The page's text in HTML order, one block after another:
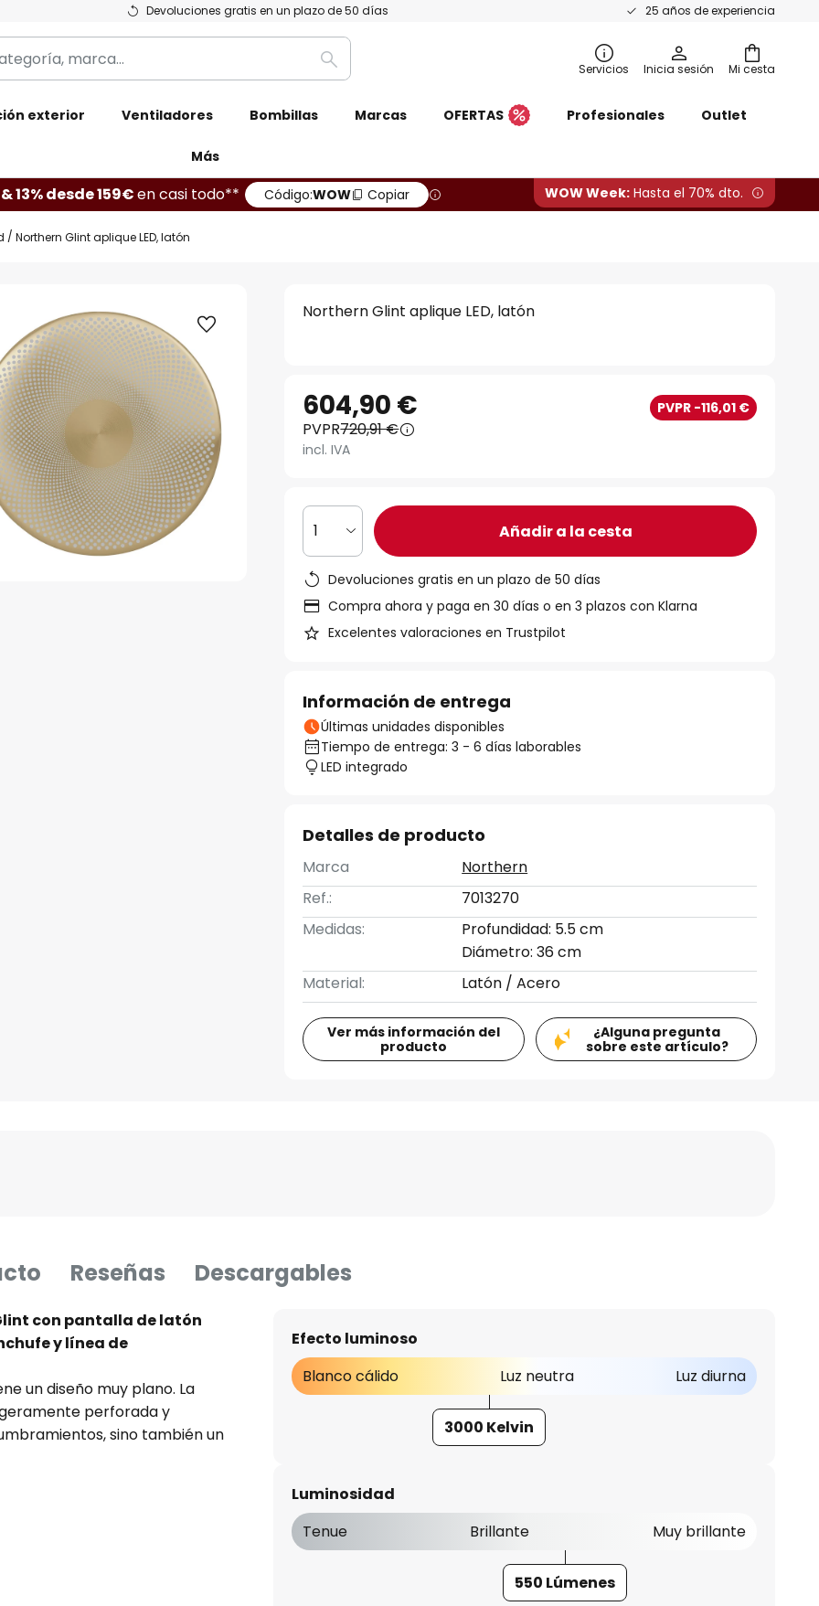
Devoluciones gratis en un plazo de 50 días 25 años de experiencia
Mi cesta
Buscar Servicios Inicia sesión
exterior Ventiladores Bombillas Marcas OFERTAS Profesionales Outlet
Más
13% desde 159€en casi todo** Código:WOW Copiar WOW Week: Hasta el 70% dto.
Northern Glint aplique LED, latón
Northern Glint aplique LED, latón
604,90 € PVPR -116,01 €
PVPR720,91 €
incl. IVA
1 Añadir a la cesta
Devoluciones gratis en un plazo de 50 días
Compra ahora y paga en 30 días o en 3 plazos con Klarna
Excelentes valoraciones en Trustpilot
Información de entrega
Últimas unidades disponibles
Tiempo de entrega: 3 - 6 días laborables
LED integrado
Detalles de producto
Marca
Northern
Ref.:
7013270
Medidas:
Profundidad: 5.5 cm
Diámetro: 36 cm
Material:
Latón / Acero
Ver más información del
producto
¿Alguna pregunta
sobre este artículo?
Reseñas Descargables
con pantalla de latón
y línea de
un diseño muy plano. La
perforada y
sino también un
en la habitación. Lo que
de alimentación, el
LEDs son básicamente
a través del interruptor de
Efecto luminoso
Blanco cálido
Luz neutra Luz diurna
3000 Kelvin
Luminosidad
Tenue
Brillante Muy brillante
550 Lúmenes